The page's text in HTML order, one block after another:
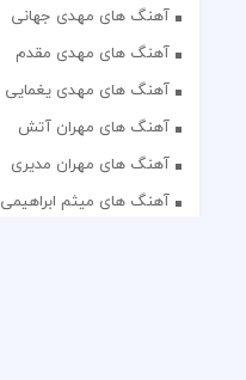
آهنگ های مهدی جهانی
آهنگ های مهدی مقدم
آهنگ های مهدی یغمایی
آهنگ های مهران آتش
آهنگ های مهران مدیری
آهنگ های میثم ابراهیمی